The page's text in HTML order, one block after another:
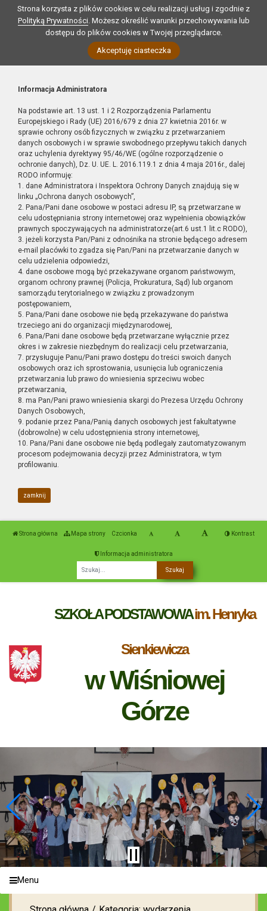
Strona korzysta z plików cookies w celu realizacji usług i zgodnie z
Polityką Prywatności. Możesz określić warunki przechowywania lub
dostępu do plików cookies w Twojej przeglądarce.
Akceptuję ciasteczka
Informacja Administratora
Na podstawie art. 13 ust. 1 i 2 Rozporządzenia Parlamentu
Europejskiego i Rady (UE) 2016/679 z dnia 27 kwietnia 2016r. w
sprawie ochrony osób fizycznych w związku z przetwarzaniem
danych osobowych i w sprawie swobodnego przepływu takich danych
oraz uchylenia dyrektywy 95/46/WE (ogólne rozporządzenie o
ochronie danych), Dz. U. UE. L. 2016.119.1 z dnia 4 maja 2016r., dalej
RODO informuję:
1. dane Administratora i Inspektora Ochrony Danych znajdują się w
linku „Ochrona danych osobowych”,
2. Pana/Pani dane osobowe w postaci adresu IP, są przetwarzane w
celu udostępniania strony internetowej oraz wypełnienia obowiązków
prawnych spoczywających na administratorze(art.6 ust.1 lit.c RODO),
3. jeżeli korzysta Pan/Pani z odnośnika na stronie będącego adresem
e-mail placówki to zgadza się Pan/Pani na przetwarzanie danych w
celu udzielenia odpowiedzi,
4. dane osobowe mogą być przekazywane organom państwowym,
organom ochrony prawnej (Policja, Prokuratura, Sąd) lub organom
samorządu terytorialnego w związku z prowadzonym
postępowaniem,
5. Pana/Pani dane osobowe nie będą przekazywane do państwa
trzeciego ani do organizacji międzynarodowej,
6. Pana/Pani dane osobowe będą przetwarzane wyłącznie przez
okres i w zakresie niezbędnym do realizacji celu przetwarzania,
7. przysługuje Panu/Pani prawo dostępu do treści swoich danych
osobowych oraz ich sprostowania, usunięcia lub ograniczenia
przetwarzania lub prawo do wniesienia sprzeciwu wobec
przetwarzania,
8. ma Pan/Pani prawo wniesienia skargi do Prezesa Urzędu Ochrony
Danych Osobowych,
9. podanie przez Pana/Panią danych osobowych jest fakultatywne
(dobrowolne) w celu udostępnienia strony internetowej,
10. Pana/Pani dane osobowe nie będą podlegały zautomatyzowanym
procesom podejmowania decyzji przez Administratora, w tym
profilowaniu.
zamknij
Strona główna Mapa strony Czcionka Kontrast
Informacja administratora
SZKOŁA PODSTAWOWAim. Henryka
Sienkiewicza
w Wiśniowej
Górze
Menu